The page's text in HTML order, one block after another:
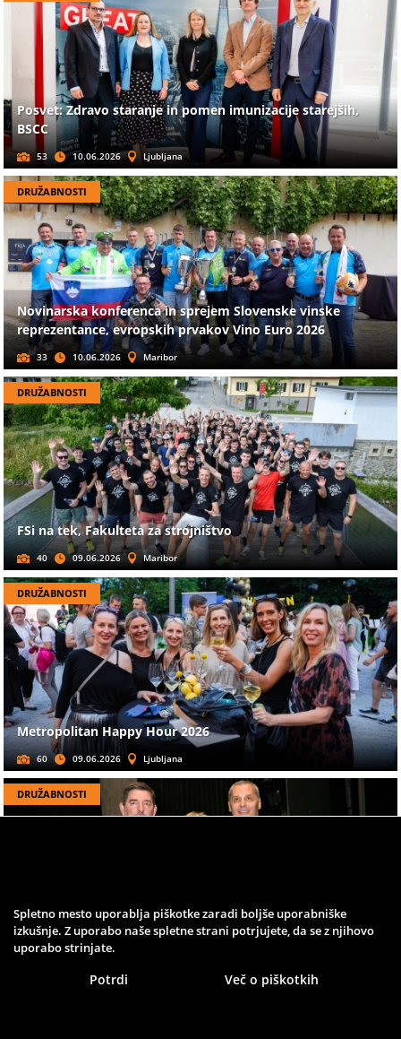
Posvet: Zdravo staranje in pomen imunizacije starejših,
BSCC
53 10.06.2026 Ljubljana
DRUŽABNOSTI
Novinarska konferenca in sprejem Slovenske vinske
reprezentance, evropskih prvakov Vino Euro 2026
33 10.06.2026 Maribor
DRUŽABNOSTI
FSi na tek, Fakulteta za strojništvo
40 09.06.2026 Maribor
DRUŽABNOSTI
Metropolitan Happy Hour 2026
60 09.06.2026 Ljubljana
DRUŽABNOSTI
To noč sem jo videl, drama Draga Jančarja v SNG Maribor
Spletno mesto uporablja piškotke zaradi boljše uporabniške
izkušnje. Z uporabo naše spletne strani potrjujete, da se z njihovo
uporabo strinjate.
Potrdi Več o piškotkih